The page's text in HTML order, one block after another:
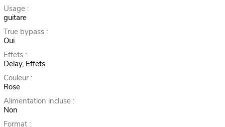
Usage :
guitare
True bypass :
Oui
Effets :
Delay, Effets
Couleur :
Rose
Alimentation incluse :
Non
Format :